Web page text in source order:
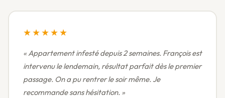
★★★★★
« Appartement infesté depuis 2 semaines. François est
intervenu le lendemain, résultat parfait dès le premier
passage. On a pu rentrer le soir même. Je
recommande sans hésitation. »